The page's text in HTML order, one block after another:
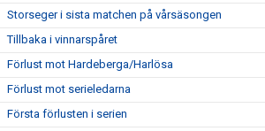
Storseger i sista matchen på vårsäsongen
Tillbaka i vinnarspåret
Förlust mot Hardeberga/Harlösa
Förlust mot serieledarna
Första förlusten i serien